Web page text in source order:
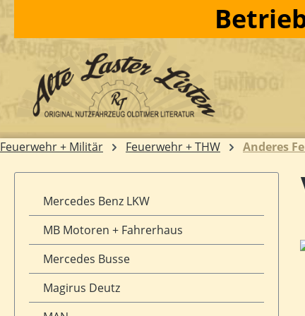
Feuerwehr + Militär Feuerwehr + THW Anderes
Mercedes Benz LKW
MB Motoren + Fahrerhaus
Mercedes Busse
Magirus Deutz